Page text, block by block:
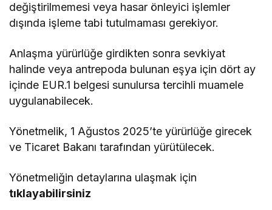
değiştirilmemesi veya hasar önleyici işlemler
dışında işleme tabi tutulmaması gerekiyor.
Anlaşma yürürlüğe girdikten sonra sevkiyat
halinde veya antrepoda bulunan eşya için dört ay
içinde EUR.1 belgesi sunulursa tercihli muamele
uygulanabilecek.
Yönetmelik, 1 Ağustos 2025’te yürürlüğe girecek
ve Ticaret Bakanı tarafından yürütülecek.
Yönetmeliğin detaylarına ulaşmak için
tıklayabilirsiniz